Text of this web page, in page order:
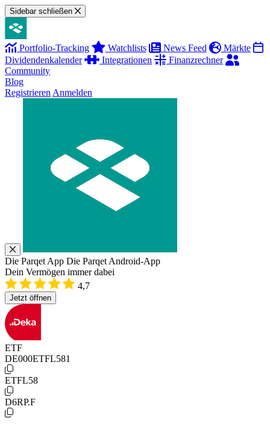
Sidebar schließen
Portfolio-Tracking Watchlists News Feed
Märkte
Dividendenkalender
Integrationen
Finanzrechner
Community
Blog
Registrieren Anmelden
Die Parqet App Die Parqet Android-App
Dein Vermögen immer dabei
4,7
Jetzt öffnen
ETF
DE000ETFL581
ETFL58
D6RP.F